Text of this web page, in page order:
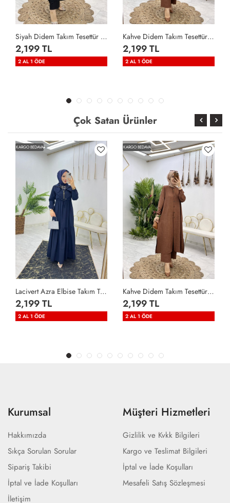
Kahve Didem Takım Tesettür Giyim Kahverengi
2,199 TL
2 AL 1 ÖDE
Vizon Zeyzey Takım Tesettür Giyim Vizon
2,199 TL
2 AL 1 ÖDE
Çok Satan Ürünler
KARGO BEDAVA
Kahve Didem Takım Tesettür Giyim Kahverengi
2,199 TL
2 AL 1 ÖDE
KARGO BEDAVA
Haki Didem Takım Tesettür Giyim Haki
2,199 TL
2 AL 1 ÖDE
Kurumsal
Hakkımızda
Sıkça Sorulan Sorular
Sipariş Takibi
İptal ve İade Koşulları
İletişim
Müşteri Hizmetleri
Gizlilik ve Kvkk Bilgileri
Kargo ve Teslimat Bilgileri
İptal ve İade Koşulları
Mesafeli Satış Sözleşmesi